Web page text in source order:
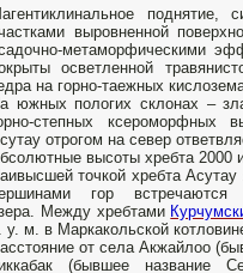
поднятие,
выровненной
метаморфическими
осветленной
на горно-таежных
южных пологих склонах –
степных ксероморфных
отрогом на север
высоты хребта 2000
точкой хребта
гор встречаются
Между хребтами
у. м. в Маркакольской
от села Акжайлоо
(бывшее название